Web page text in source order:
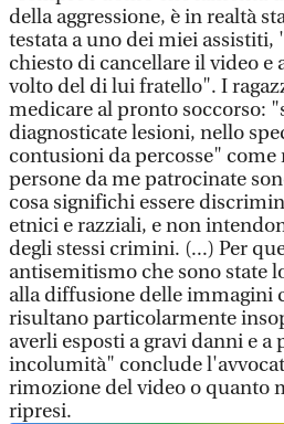
della aggressione, è in realtà
testata a uno dei miei
chiesto di cancellare il video e
volto del di lui fratello". I
medicare al pronto soccorso:
diagnosticate lesioni, nello
contusioni da percosse"
persone da me patrocinate
cosa significhi essere
etnici e razziali, e non
degli stessi crimini. (...) Per
antisemitismo che sono state
alla diffusione delle immagini
risultano particolarmente
averli esposti a gravi danni e
incolumità" conclude
rimozione del video o quanto
ripresi.